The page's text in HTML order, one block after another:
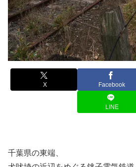
X Facebook
LINE
千葉県の東端、